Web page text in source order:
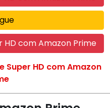
HD com Amazon Prime
Super HD com Amazon